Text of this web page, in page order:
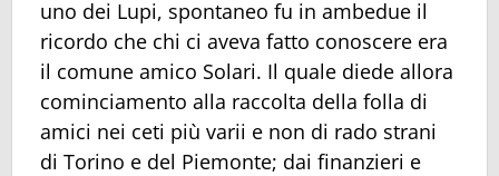
uno dei Lupi, spontaneo fu in ambedue il
ricordo che chi ci aveva fatto conoscere era
il comune amico Solari. Il quale diede allora
cominciamento alla raccolta della folla di
amici nei ceti più varii e non di rado strani
di Torino e del Piemonte; dai finanzieri e